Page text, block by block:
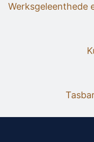
Werksgeleenthede